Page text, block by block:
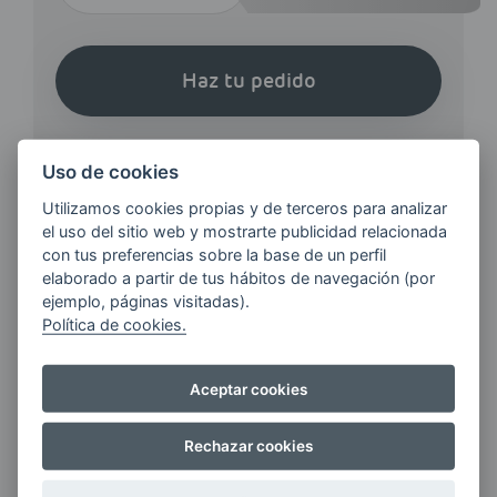
Haz tu pedido
¿QUIERES ESTAR AL DÍA DE
LAS
ÚLTIMAS NOVEDADES?
Uso de cookies
Utilizamos cookies propias y de terceros para analizar
el uso del sitio web y mostrarte publicidad relacionada
con tus preferencias sobre la base de un perfil
elaborado a partir de tus hábitos de navegación (por
ejemplo, páginas visitadas).
Política de cookies.
Aceptar cookies
Rechazar cookies